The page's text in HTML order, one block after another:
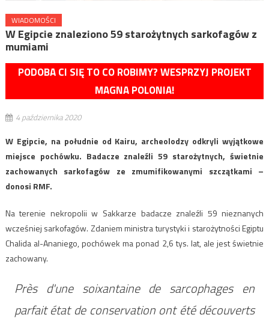
WIADOMOŚCI
W Egipcie znaleziono 59 starożytnych sarkofagów z
mumiami
PODOBA CI SIĘ TO CO ROBIMY? WESPRZYJ PROJEKT
MAGNA POLONIA!
4 października 2020
W Egipcie, na południe od Kairu, archeolodzy odkryli wyjątkowe
miejsce pochówku. Badacze znaleźli 59 starożytnych, świetnie
zachowanych sarkofagów ze zmumifikowanymi szczątkami –
donosi RMF.
Na terenie nekropolii w Sakkarze badacze znaleźli 59 nieznanych
wcześniej sarkofagów. Zdaniem ministra turystyki i starożytności Egiptu
Chalida al-Ananiego, pochówek ma ponad 2,6 tys. lat, ale jest świetnie
zachowany.
Près d'une soixantaine de sarcophages en
parfait état de conservation ont été découverts